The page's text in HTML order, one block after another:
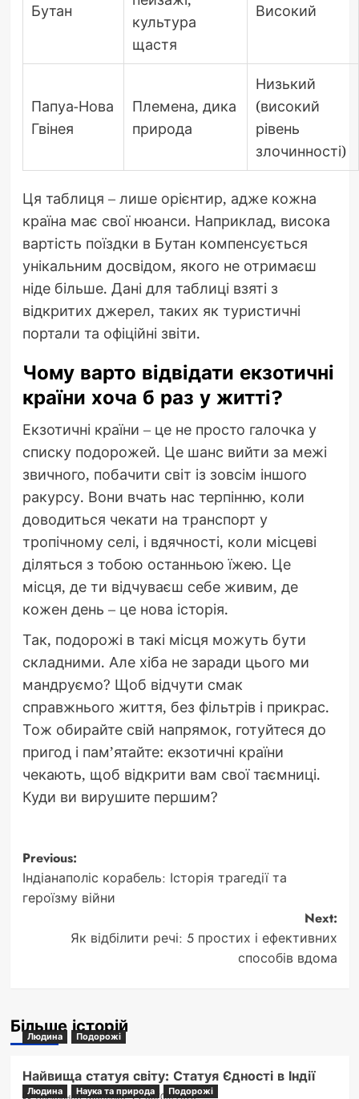
Бутан
культура
щастя
Високий
Папуа-Нова
Гвінея
Племена, дика
природа
Низький
(високий
рівень
злочинності)
Ця таблиця – лише орієнтир, адже кожна
країна має свої нюанси. Наприклад, висока
вартість поїздки в Бутан компенсується
унікальним досвідом, якого не отримаєш
ніде більше. Дані для таблиці взяті з
відкритих джерел, таких як туристичні
портали та офіційні звіти.
Чому варто відвідати екзотичні
країни хоча б раз у житті?
Екзотичні країни – це не просто галочка у
списку подорожей. Це шанс вийти за межі
звичного, побачити світ із зовсім іншого
ракурсу. Вони вчать нас терпінню, коли
доводиться чекати на транспорт у
тропічному селі, і вдячності, коли місцеві
діляться з тобою останньою їжею. Це
місця, де ти відчуваєш себе живим, де
кожен день – це нова історія.
Так, подорожі в такі місця можуть бути
складними. Але хіба не заради цього ми
мандруємо? Щоб відчути смак
справжнього життя, без фільтрів і прикрас.
Тож обирайте свій напрямок, готуйтеся до
пригод і пам’ятайте: екзотичні країни
чекають, щоб відкрити вам свої таємниці.
Куди ви вирушите першим?
Post
navigation
Previous:
Індіанаполіс корабель: Історія трагедії та
героїзму війни
Next:
Як відбілити речі: 5 простих і ефективних
способів вдома
Більше історій
Людина Подорожі
Найвища статуя світу: Статуя Єдності в Індії
Людина Наука та природа Подорожі